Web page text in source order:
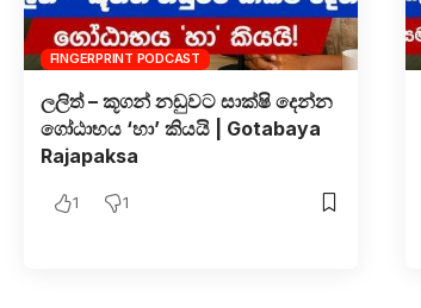
FINGERPRINT PODCAST
ලලිත් – කූගන් නඩුවට සාක්ෂි දෙන්න
ගෝඨාභය ‘හා’ කියයි | Gotabaya
Rajapaksa
1 1